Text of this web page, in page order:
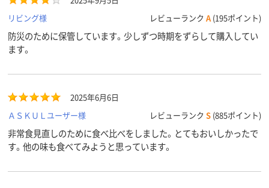
リビング様
レビューランク A (195ポイント)
防災のために保管しています。少しずつ時期をずらして購入してい
ます。
2025年6月6日
ＡＳＫＵＬユーザー様
レビューランク S (885ポイント)
非常食見直しのために食べ比べをしました。とてもおいしかったで
す。他の味も食べてみようと思っています。